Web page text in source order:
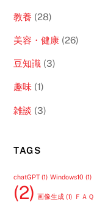
教養 (28)
美容・健康 (26)
豆知識 (3)
趣味 (1)
雑談 (3)
TAGS
chatGPT (1) Windows10 (1)
(2) 画像生成 (1) ＦＡＱ